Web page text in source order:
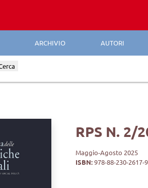
ARCHIVIO AUTORI
RPS N. 2/
Maggio-Agosto 2025
ISBN:978-88-230-2617-9